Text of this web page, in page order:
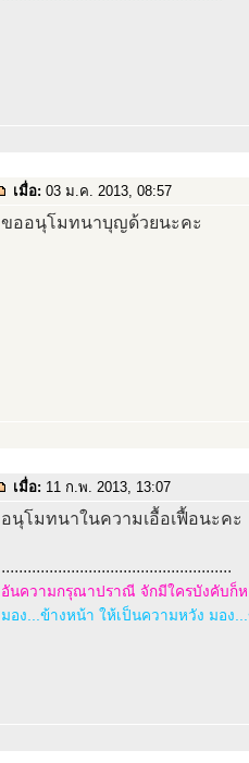
เมื่อ: 03 ม.ค. 2013, 08:57
ขออนุโมทนาบุญด้วยนะคะ
เมื่อ: 11 ก.พ. 2013, 13:07
อนุโมทนาในความเอื้อเฟื้อนะคะ
.....................................................
อันความกรุณาปราณี จักมีใครบังคับก็
มอง...ข้างหน้า ให้เป็นความหวัง มอง